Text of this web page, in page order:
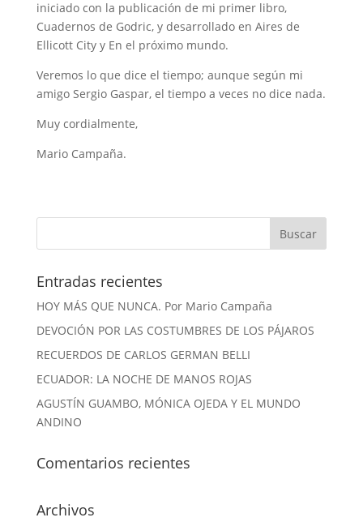
iniciado con la publicación de mi primer libro,
Cuadernos de Godric, y desarrollado en Aires de
Ellicott City y En el próximo mundo.
Veremos lo que dice el tiempo; aunque según mi
amigo Sergio Gaspar, el tiempo a veces no dice nada.
Muy cordialmente,
Mario Campaña.
Entradas recientes
HOY MÁS QUE NUNCA. Por Mario Campaña
DEVOCIÓN POR LAS COSTUMBRES DE LOS PÁJAROS
RECUERDOS DE CARLOS GERMAN BELLI
ECUADOR: LA NOCHE DE MANOS ROJAS
AGUSTÍN GUAMBO, MÓNICA OJEDA Y EL MUNDO
ANDINO
Comentarios recientes
Archivos